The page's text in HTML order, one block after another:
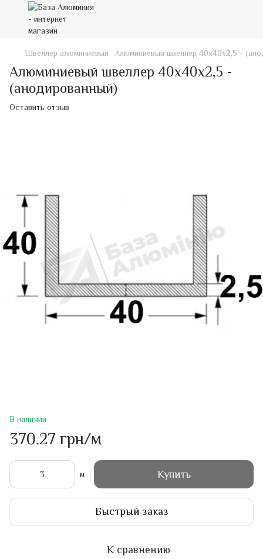
Швеллер алюминиевый Алюминиевый швеллер 40х40х2,5 -
Алюминиевый швеллер 40х40х2,5 -
(анодированный)
Оставить отзыв
В наличии
370.27 грн/м
м Купить
Быстрый заказ
К сравнению